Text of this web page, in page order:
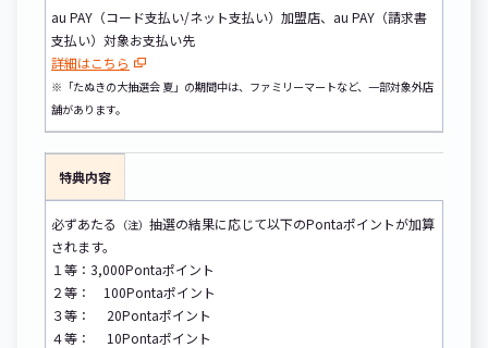
au PAY（コード支払い/ネット支払い）加盟店、au PAY（請求書
支払い）対象お支払い先
詳細はこちら
※「たぬきの大抽選会 夏」の期間中は、ファミリーマートなど、一部対象外店
舗があります。
特典内容
必ずあたる （注） 抽選の結果に応じて以下のPontaポイントが加算
されます。
１等：3,000Pontaポイント
２等： 100Pontaポイント
３等： 20Pontaポイント
４等： 10Pontaポイント